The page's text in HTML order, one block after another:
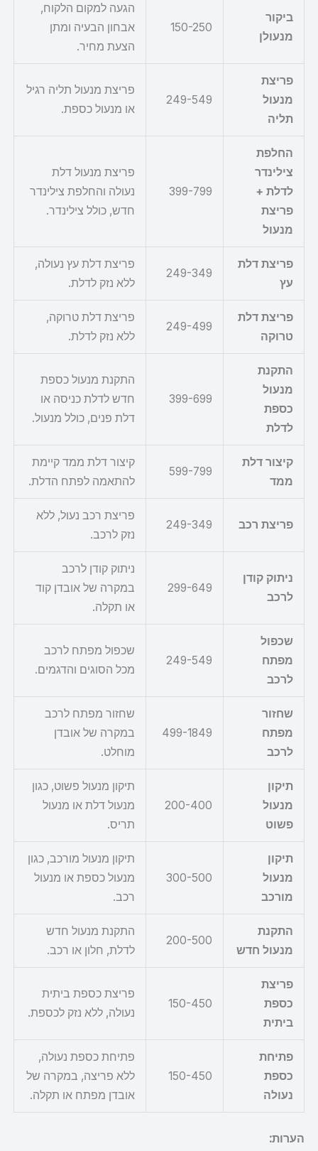
ביקור
מנעולן
150-250
הגעה למקום הלקוח,
אבחון הבעיה ומתן
הצעת מחיר.
פריצת
מנעול
תליה
249-549
פריצת מנעול תליה רגיל
או מנעול כספת.
החלפת
צילינדר
לדלת +
פריצת
מנעול
399-799
פריצת מנעול דלת
נעולה והחלפת צילינדר
חדש, כולל צילינדר.
פריצת דלת
עץ
249-349
פריצת דלת עץ נעולה,
ללא נזק לדלת.
פריצת דלת
טרוקה
249-499
פריצת דלת טרוקה,
ללא נזק לדלת.
התקנת
מנעול
כספת
לדלת
399-699
התקנת מנעול כספת
חדש לדלת כניסה או
דלת פנים, כולל מנעול.
קיצור דלת
ממד
599-799
קיצור דלת ממד קיימת
להתאמה לפתח הדלת.
פריצת רכב 249-349
פריצת רכב נעול, ללא
נזק לרכב.
ניתוק קודן
לרכב
299-649
ניתוק קודן לרכב
במקרה של אובדן קוד
או תקלה.
שכפול
מפתח
לרכב
249-549
שכפול מפתח לרכב
מכל הסוגים והדגמים.
שחזור
מפתח
לרכב
499-1849
שחזור מפתח לרכב
במקרה של אובדן
מוחלט.
תיקון
מנעול
פשוט
200-400
תיקון מנעול פשוט, כגון
מנעול דלת או מנעול
תריס.
תיקון
מנעול
מורכב
300-500
תיקון מנעול מורכב, כגון
מנעול כספת או מנעול
רכב.
התקנת
מנעול חדש
200-500
התקנת מנעול חדש
לדלת, חלון או רכב.
פריצת
כספת
ביתית
150-450
פריצת כספת ביתית
נעולה, ללא נזק לכספת.
פתיחת
כספת
נעולה
150-450
פתיחת כספת נעולה,
ללא פריצה, במקרה של
אובדן מפתח או תקלה.
הערות: